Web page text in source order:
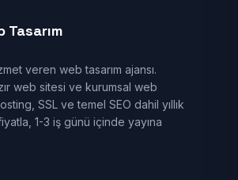
Tasarım
veren web tasarım ajansı.
web sitesi ve kurumsal web
SSL ve temel SEO dahil yıllık
1-3 iş günü içinde yayına